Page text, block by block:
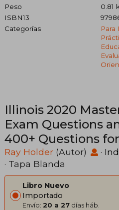
Peso
0.81
ISBN13
Categorías
Para
Illinois 2020
Exam Questions
400+ Questions
2020 National
Inglés)
Ray Holder (Autor) ·
· Tapa Blanda
Libro Nuevo
Importado
Envío: 20 a 27 días háb.